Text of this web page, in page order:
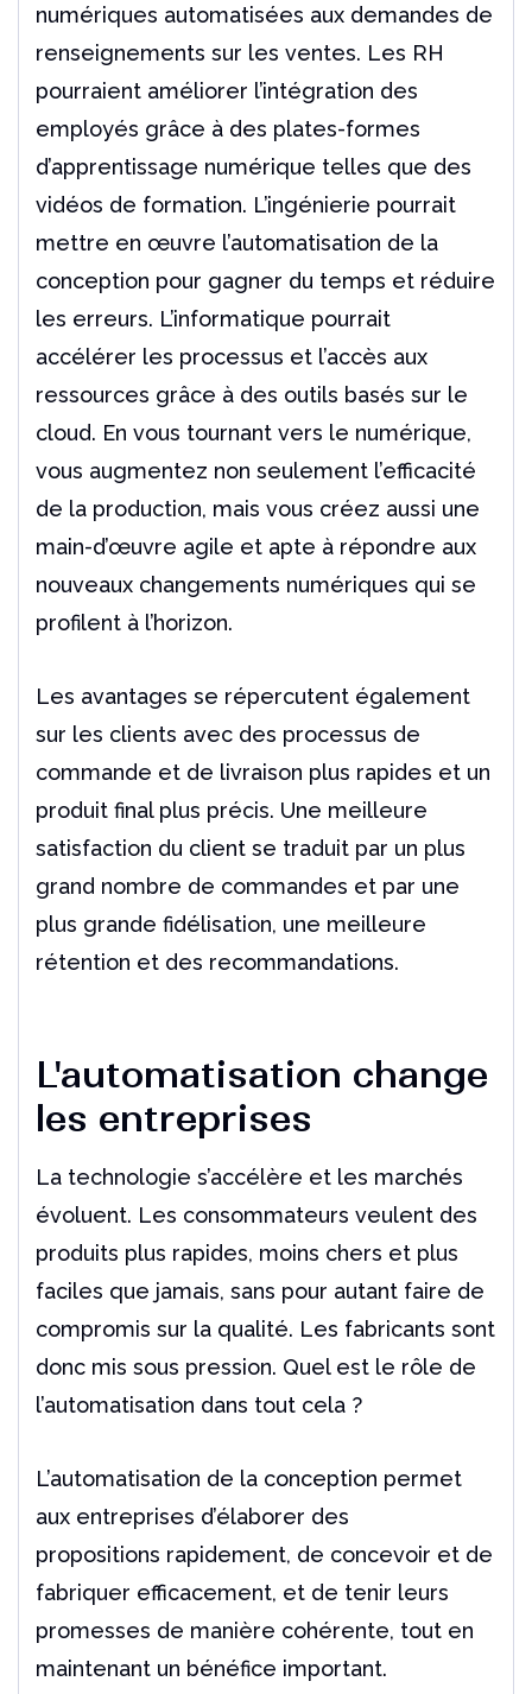
numériques automatisées aux demandes de
renseignements sur les ventes. Les RH
pourraient améliorer l’intégration des
employés grâce à des plates-formes
d’apprentissage numérique telles que des
vidéos de formation. L’ingénierie pourrait
mettre en œuvre l’automatisation de la
conception pour gagner du temps et réduire
les erreurs. L’informatique pourrait
accélérer les processus et l’accès aux
ressources grâce à des outils basés sur le
cloud. En vous tournant vers le numérique,
vous augmentez non seulement l’efficacité
de la production, mais vous créez aussi une
main-d’œuvre agile et apte à répondre aux
nouveaux changements numériques qui se
profilent à l’horizon.
Les avantages se répercutent également
sur les clients avec des processus de
commande et de livraison plus rapides et un
produit final plus précis. Une meilleure
satisfaction du client se traduit par un plus
grand nombre de commandes et par une
plus grande fidélisation, une meilleure
rétention et des recommandations.
L'automatisation change
les entreprises
La technologie s’accélère et les marchés
évoluent. Les consommateurs veulent des
produits plus rapides, moins chers et plus
faciles que jamais, sans pour autant faire de
compromis sur la qualité. Les fabricants sont
donc mis sous pression. Quel est le rôle de
l’automatisation dans tout cela ?
L’automatisation de la conception permet
aux entreprises d’élaborer des
propositions rapidement, de concevoir et de
fabriquer efficacement, et de tenir leurs
promesses de manière cohérente, tout en
maintenant un bénéfice important.